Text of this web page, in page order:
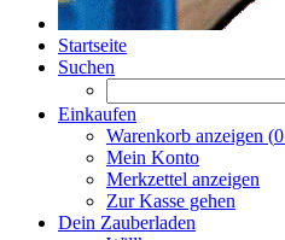
Startseite
Suchen
Einkaufen
Warenkorb anzeigen (0
Mein Konto
Merkzettel anzeigen
Zur Kasse gehen
Dein Zauberladen